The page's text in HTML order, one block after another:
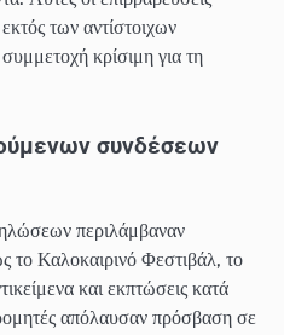
των αντίστοιχων
κρίσιμη για τη
συνδέσεων
περιλάμβαναν
το Καλοκαιρινό Φεστιβάλ, το
και εκπτώσεις κατά
απόλαυσαν πρόσβαση σε